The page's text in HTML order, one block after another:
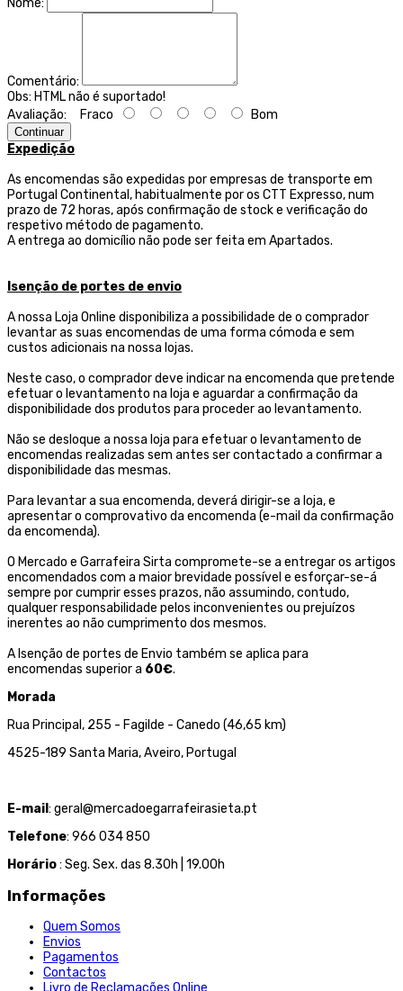
Nome:
Comentário:
Obs: HTML não é suportado!
Avaliação: Fraco Bom
Continuar
Expedição
As encomendas são expedidas por empresas de transporte em
Portugal Continental, habitualmente por os CTT Expresso,num
prazo de 72 horas, após confirmação de stock e verificação do
respetivo método de pagamento.
A entrega ao domicílio não pode ser feita em Apartados.
Isenção de portes de envio
A nossa Loja Online disponibiliza a possibilidade de o comprador
levantar as suas encomendas de uma forma cómoda e sem
custos adicionais na nossa lojas.
Neste caso, o comprador deve indicar na encomenda que pretende
efetuar o levantamento na loja e aguardar a confirmação da
disponibilidade dos produtos para proceder ao levantamento.
Não se desloque a nossa loja para efetuar o levantamento de
encomendas realizadas sem antes ser contactado a confirmar a
disponibilidade das mesmas.
Para levantar a sua encomenda, deverá dirigir-se a loja, e
apresentar o comprovativo da encomenda (e-mail da confirmação
da encomenda).
O Mercado e Garrafeira Sirta compromete-se a entregar os artigos
encomendados com a maior brevidade possível e esforçar-se-á
sempre por cumprir esses prazos, não assumindo, contudo,
qualquer responsabilidade pelos inconvenientes ou prejuízos
inerentes ao não cumprimento dos mesmos.
A Isenção de portes de Envio também se aplica para
encomendas superior a 60€.
Morada
Rua Principal, 255 - Fagilde - Canedo (46,65 km)
4525-189 Santa Maria, Aveiro, Portugal
E-mail: geral@mercadoegarrafeirasieta.pt
Telefone: 966 034 850
Horário: Seg. Sex. das 8.30h | 19.00h
Informações
Quem Somos
Envios
Pagamentos
Contactos